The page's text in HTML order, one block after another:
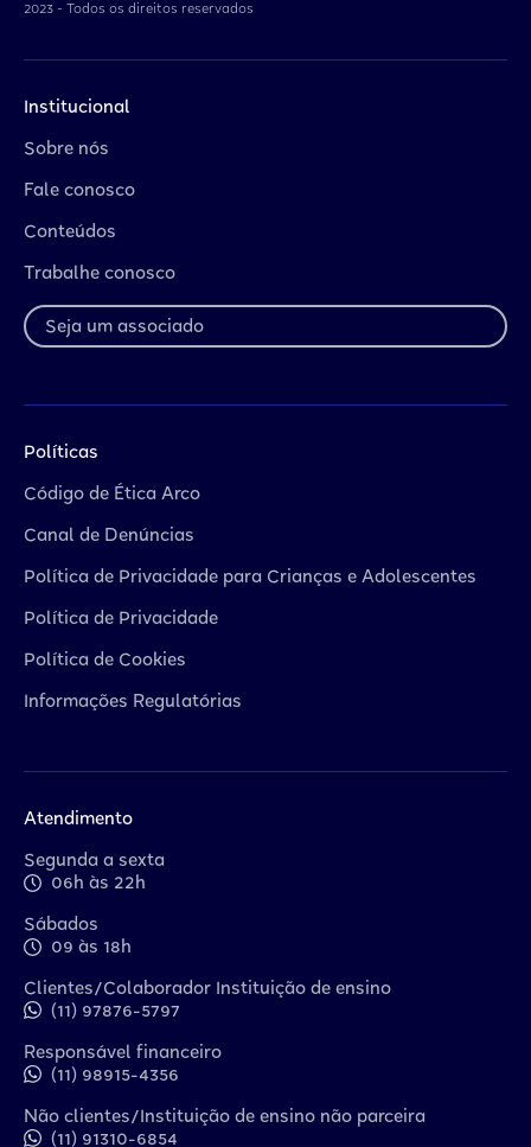
2023 - Todos os direitos reservados
Institucional
Sobre nós
Fale conosco
Conteúdos
Trabalhe conosco
Seja um associado
Políticas
Código de Ética Arco
Canal de Denúncias
Política de Privacidade para Crianças e Adolescentes
Política de Privacidade
Política de Cookies
Informações Regulatórias
Atendimento
Segunda a sexta
06h às 22h
Sábados
09 às 18h
Clientes/Colaborador Instituição de ensino
(11) 97876-5797
Responsável financeiro
(11) 98915-4356
Não clientes/Instituição de ensino não parceira
(11) 91310-6854